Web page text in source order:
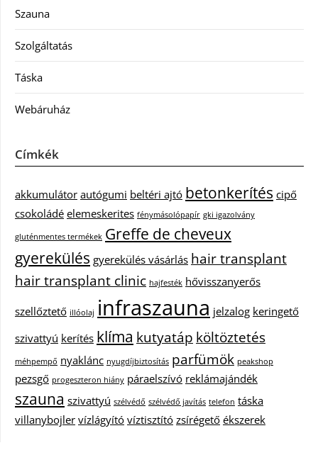
Szauna
Szolgáltatás
Táska
Webáruház
Címkék
akkumulátor autógumi beltéri ajtó betonkerítés cipő
csokoládé elemeskerites fénymásolópapír gki igazolvány
gluténmentes termékek Greffe de cheveux
gyerekülés gyerekülés vásárlás hair transplant
hair transplant clinic hajfesték hővisszanyerős
szellőztető illóolaj infraszauna jelzalog keringető
szivattyú kerítés klíma kutyatáp költöztetés
méhpempő nyaklánc nyugdíjbiztosítás parfümök peakshop
pezsgő progeszteron hiány páraelszívó reklámajándék
szauna szivattyú szélvédő szélvédő javítás telefon táska
villanybojler vízlágyító víztisztító zsírégető ékszerek